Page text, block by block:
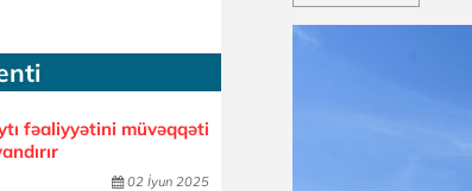
fəaliyyətini müvəqqəti
02 İyun 2025